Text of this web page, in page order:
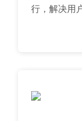
行，解决用